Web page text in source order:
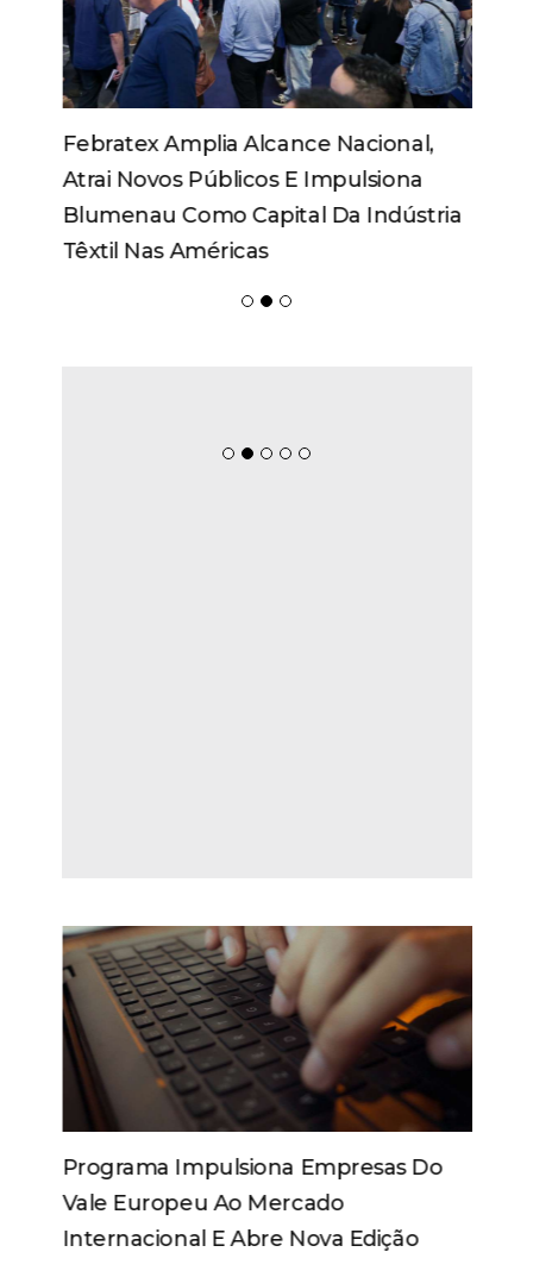
Febratex Amplia Alcance Nacional,
Atrai Novos Públicos E Impulsiona
Blumenau Como Capital Da Indústria
Têxtil Nas Américas
Programa Impulsiona Empresas Do
Vale Europeu Ao Mercado
Internacional E Abre Nova Edição